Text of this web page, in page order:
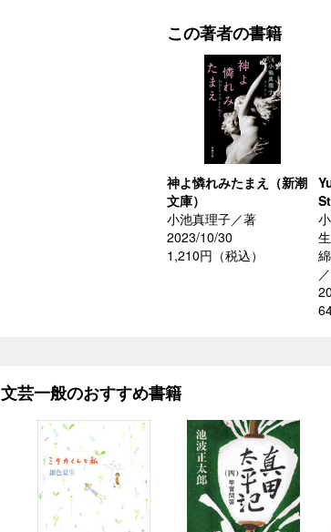
この著者の書籍
神よ憐れみたまえ（新潮
文庫）
小池真理子／著
2023/10/30
1,210円（税込）
文芸一般のおすすめ書籍